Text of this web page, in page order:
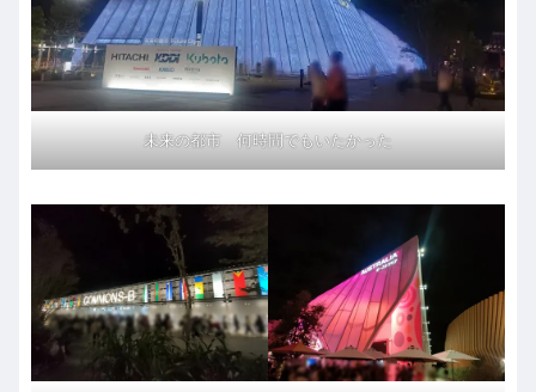
未来の都市 何時間でもいたかった